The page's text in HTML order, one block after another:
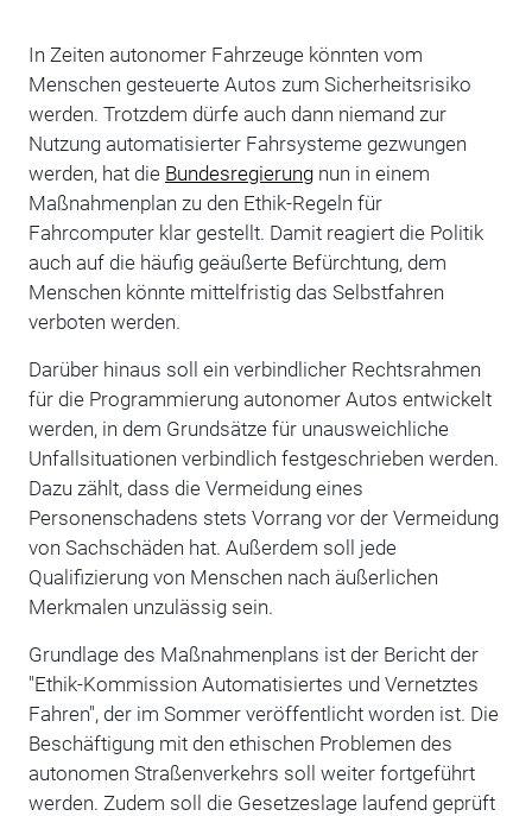
In Zeiten autonomer Fahrzeuge könnten vom
Menschen gesteuerte Autos zum Sicherheitsrisiko
werden. Trotzdem dürfe auch dann niemand zur
Nutzung automatisierter Fahrsysteme gezwungen
werden, hat die Bundesregierungnun in einem
Maßnahmenplan zu den Ethik-Regeln für
Fahrcomputer klar gestellt. Damit reagiert die Politik
auch auf die häufig geäußerte Befürchtung, dem
Menschen könnte mittelfristig das Selbstfahren
verboten werden.
Darüber hinaus soll ein verbindlicher Rechtsrahmen
für die Programmierung autonomer Autos entwickelt
werden, in dem Grundsätze für unausweichliche
Unfallsituationen verbindlich festgeschrieben werden.
Dazu zählt, dass die Vermeidung eines
Personenschadens stets Vorrang vor der Vermeidung
von Sachschäden hat. Außerdem soll jede
Qualifizierung von Menschen nach äußerlichen
Merkmalen unzulässig sein.
Grundlage des Maßnahmenplans ist der Bericht der
"Ethik-Kommission Automatisiertes und Vernetztes
Fahren", der im Sommer veröffentlicht worden ist. Die
Beschäftigung mit den ethischen Problemen des
autonomen Straßenverkehrs soll weiter fortgeführt
werden. Zudem soll die Gesetzeslage laufend geprüft